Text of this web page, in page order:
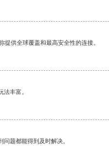
提供全球覆盖和最高安全性的连接。
丰富。
题都能得到及时解决。